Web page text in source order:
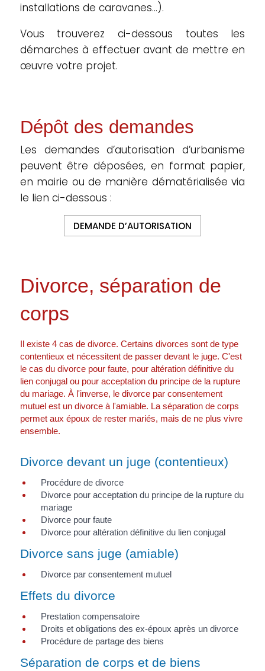
installations de caravanes…).
Vous trouverez ci-dessous toutes les
démarches à effectuer avant de mettre en
œuvre votre projet.
Dépôt des demandes
Les demandes d’autorisation d’urbanisme
peuvent être déposées, en format papier,
en mairie ou de manière dématérialisée via
le lien ci-dessous :
DEMANDE D’AUTORISATION
Divorce, séparation de
corps
Il existe 4 cas de divorce. Certains divorces sont de type
contentieux et nécessitent de passer devant le juge. C'est
le cas du divorce pour faute, pour altération définitive du
lien conjugal ou pour acceptation du principe de la rupture
du mariage. À l'inverse, le divorce par consentement
mutuel est un divorce à l'amiable. La séparation de corps
permet aux époux de rester mariés, mais de ne plus vivre
ensemble.
Divorce devant un juge (contentieux)
Procédure de divorce
Divorce pour acceptation du principe de la rupture du
mariage
Divorce pour faute
Divorce pour altération définitive du lien conjugal
Divorce sans juge (amiable)
Divorce par consentement mutuel
Effets du divorce
Prestation compensatoire
Droits et obligations des ex-époux après un divorce
Procédure de partage des biens
Séparation de corps et de biens